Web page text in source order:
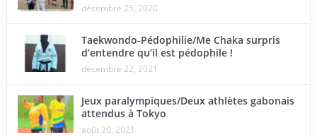
décembre 25, 2020
Taekwondo-Pédophilie/Me Chaka surpris
d’entendre qu’il est pédophile !
décembre 22, 2021
Jeux paralympiques/Deux athlètes gabonais
attendus à Tokyo
août 20, 2021